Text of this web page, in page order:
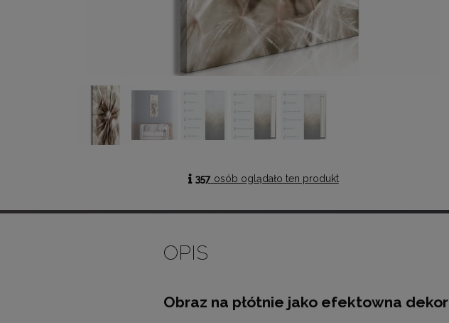
357osób oglądało ten produkt
OPIS
Obraz na płótnie jako efektowna